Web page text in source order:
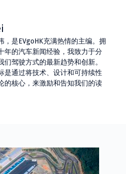
，是EVgoHK充满热情的主编。拥
年的汽车新闻经验，我致力于分
们驾驶方式的最新趋势和创新。
是通过将技术、设计和可持续性
的核心，来激励和告知我们的读